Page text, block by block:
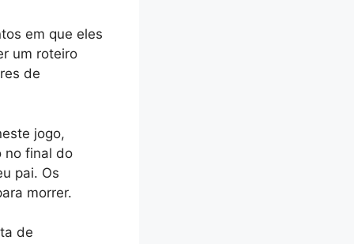
em que eles
um roteiro
de
jogo,
no final do
pai. Os
morrer.
de